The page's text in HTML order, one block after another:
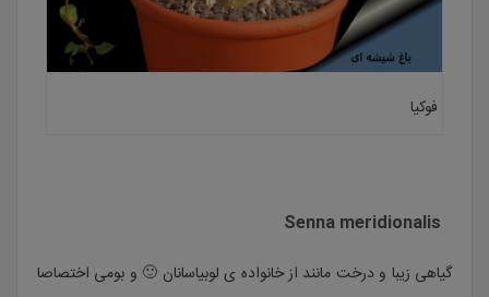
فوکیا
Senna meridionalis
گیاهی زیبا و درخت مانند از خانواده ی لوبیاسانان 🙂 و بومی اختصاصا